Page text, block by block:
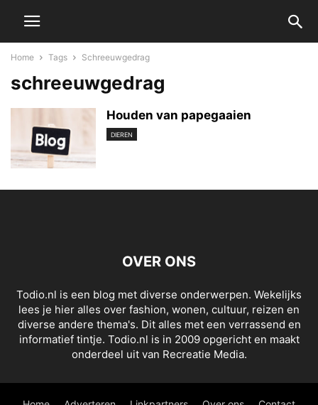
Home Tags Schreeuwgedrag
schreeuwgedrag
Houden van papegaaien
DIEREN
OVER ONS
Todio.nl is een blog met diverse onderwerpen. Wekelijks
lees je hier alles over fashion, wonen, cultuur, reizen en
diverse andere thema's. Dit alles met een verrassend en
informatief tintje. Todio.nl is in 2009 opgericht en maakt
onderdeel uit van Recreatie Media.